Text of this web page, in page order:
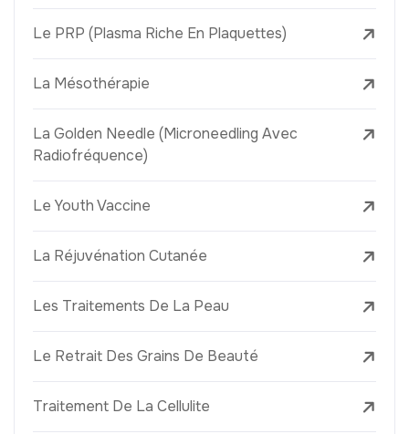
Le PRP (Plasma Riche En Plaquettes)
La Mésothérapie
La Golden Needle (Microneedling Avec
Radiofréquence)
Le Youth Vaccine
La Réjuvénation Cutanée
Les Traitements De La Peau
Le Retrait Des Grains De Beauté
Traitement De La Cellulite